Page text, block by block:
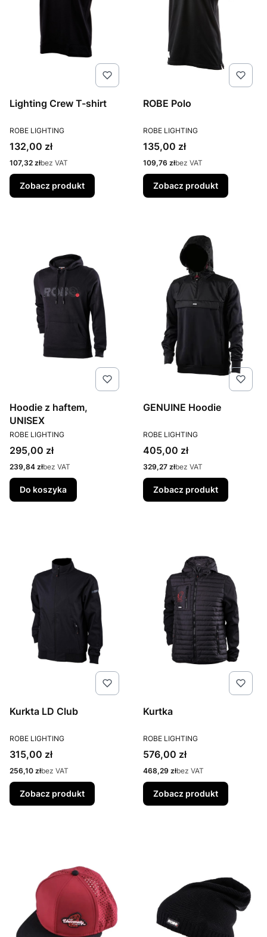
Lighting Crew T-shirt
PRODUCENT
ROBE LIGHTING
Cena
132,00 zł
Cena
107,32 złbez VAT
Zobacz produkt
ROBE Polo
PRODUCENT
ROBE LIGHTING
Cena
135,00 zł
Cena
109,76 złbez VAT
Zobacz produkt
Hoodie z haftem,
UNISEX
PRODUCENT
ROBE LIGHTING
Cena
295,00 zł
Cena
239,84 złbez VAT
Do koszyka
GENUINE Hoodie
PRODUCENT
ROBE LIGHTING
Cena
405,00 zł
Cena
329,27 złbez VAT
Zobacz produkt
Kurkta LD Club
PRODUCENT
ROBE LIGHTING
Cena
315,00 zł
Cena
256,10 złbez VAT
Zobacz produkt
Kurtka
PRODUCENT
ROBE LIGHTING
Cena
576,00 zł
Cena
468,29 złbez VAT
Zobacz produkt